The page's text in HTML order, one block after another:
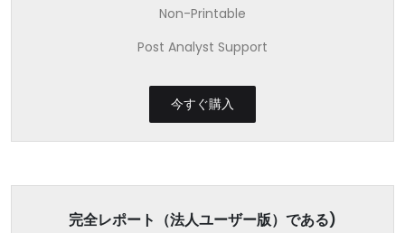
Non-Printable
Post Analyst Support
今すぐ購入
完全レポート（法人ユーザー版）である)